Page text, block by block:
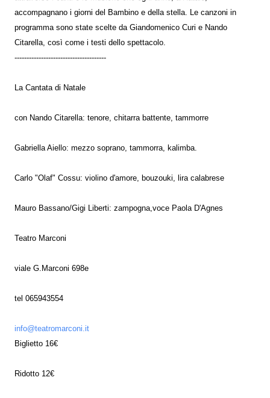
accompagnano i giorni del Bambino e della stella. Le canzoni in
programma sono state scelte da Giandomenico Curi e Nando
Citarella, così come i testi dello spettacolo.
--------------------------------------
La Cantata di Natale
con Nando Citarella: tenore, chitarra battente, tammorre
Gabriella Aiello: mezzo soprano, tammorra, kalimba.
Carlo "Olaf" Cossu: violino d'amore, bouzouki, lira calabrese
Mauro Bassano/Gigi Liberti: zampogna,voce Paola D'Agnes
Teatro Marconi
viale G.Marconi 698e
tel 065943554
info@teatromarconi.it
Biglietto 16€
Ridotto 12€